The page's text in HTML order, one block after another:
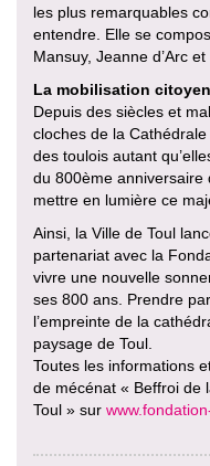
les plus remarquables
entendre. Elle se
Mansuy, Jeanne d’Arc
La mobilisation
Depuis des siècles et
cloches de la
des toulois autant
du 800ème anniversaire
mettre en lumière ce
Ainsi, la Ville de Toul
partenariat avec la
vivre une nouvelle
ses 800 ans. Prendre
l’empreinte de la
paysage de Toul.
Toutes les informations
de mécénat « Beffroi de
Toul » sur